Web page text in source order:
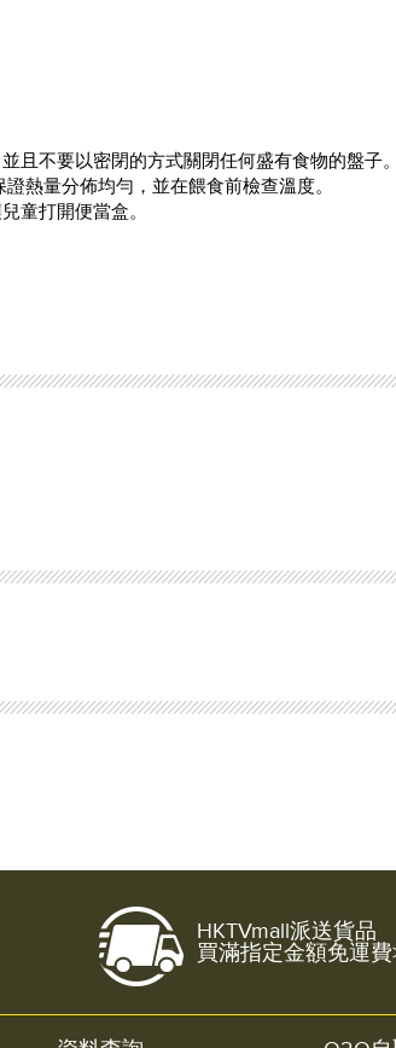
且不要以密閉的方式關閉任何盛有食物的盤子。
熱量分佈均勻，並在餵食前檢查溫度。
童打開便當盒。
HKTVmall派送貨品
買滿指定金額免運費